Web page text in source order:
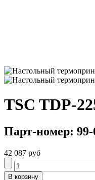
TSC TDP-
Парт-номер: 99-
42 087 руб